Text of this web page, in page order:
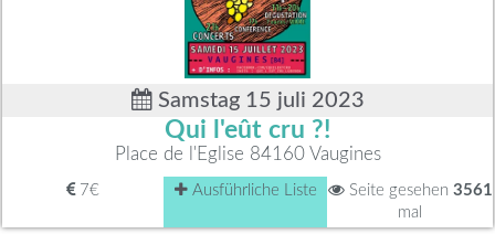
Samstag 15 juli 2023
Qui l'eût cru ?!
Place de l'Eglise 84160 Vaugines
7€ Ausführliche Liste Seite gesehen 3561
mal